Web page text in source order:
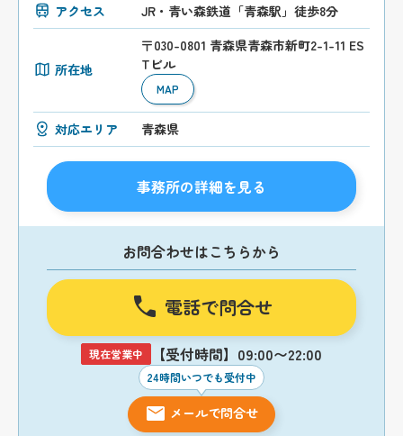
アクセス JR・青い森鉄道「青森駅」徒歩8分
所在地
〒030-0801 青森県青森市新町2-1-11 ES
Tビル
MAP
対応エリア 青森県
事務所の詳細を見る
お問合わせはこちらから
電話で問合せ
現在営業中 【受付時間】09:00〜22:00
24時間いつでも受付中
メールで問合せ